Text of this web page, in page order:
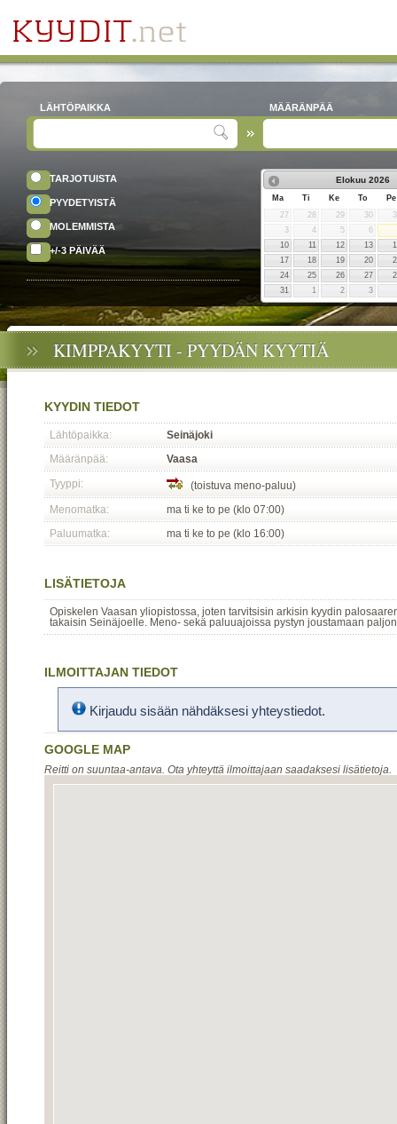
LÄHTÖPAIKKA MÄÄRÄNPÄÄ
TARJOTUISTA
PYYDETYISTÄ
MOLEMMISTA
+/-3 PÄIVÄÄ
Elokuu 2026
Ma Ti Ke To
Pe
27
28 29 30
3
4 5
6
10
11 12 13
17
18 19 20
24
25 26 27
31
1 2 3
KIMPPAKYYTI - PYYDÄN KYYTIÄ
KYYDIN TIEDOT
Lähtöpaikka:
Seinäjoki
Määränpää:
Vaasa
Tyyppi:
(toistuva meno-paluu)
Menomatka:
ma ti ke to pe (klo 07:00)
Paluumatka:
ma ti ke to pe (klo 16:00)
LISÄTIETOJA
Opiskelen Vaasan yliopistossa, joten tarvitsisin arkisin kyydin
takaisin Seinäjoelle. Meno- sekä paluuajoissa pystyn joustamaan
ILMOITTAJAN TIEDOT
Kirjaudu sisään nähdäksesi yhteystiedot.
GOOGLE MAP
Reitti on suuntaa-antava. Ota yhteyttä ilmoittajaan saadaksesi lisätietoja.